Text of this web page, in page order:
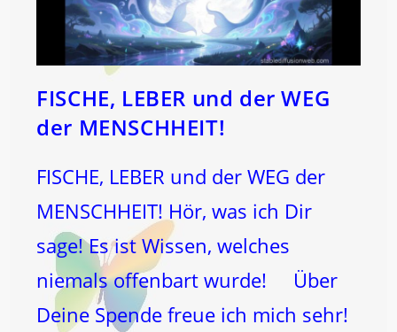
FISCHE, LEBER und der WEG
der MENSCHHEIT!
FISCHE, LEBER und der WEG der
MENSCHHEIT! Hör, was ich Dir
sage! Es ist Wissen, welches
niemals offenbart wurde! Über
Deine Spende freue ich mich sehr!